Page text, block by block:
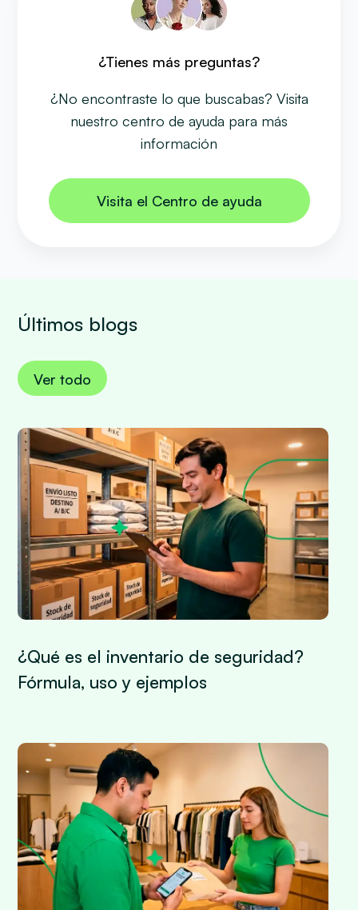
¿Tienes más preguntas?
¿No encontraste lo que buscabas? Visita
nuestro centro de ayuda para más
información
Visita el Centro de ayuda
Últimos blogs
Ver todo
¿Qué es el inventario de seguridad?
Fórmula, uso y ejemplos